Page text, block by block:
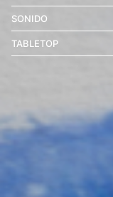
SONIDO
TABLETOP